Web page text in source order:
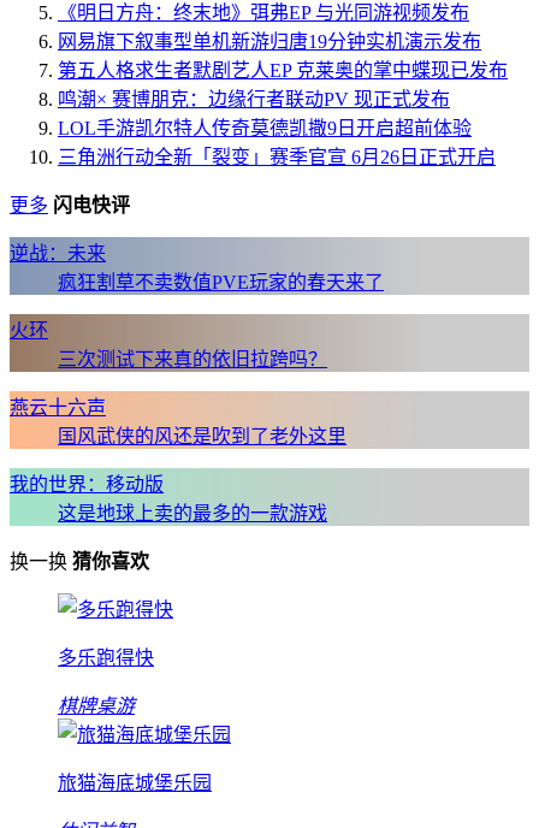
《明日方舟：终末地》弭弗EP 与光同游视频发布
网易旗下叙事型单机新游归唐19分钟实机演示发布
第五人格求生者默剧艺人EP 克莱奥的掌中蝶现已发布
鸣潮× 赛博朋克：边缘行者联动PV 现正式发布
LOL手游凯尔特人传奇莫德凯撒9日开启超前体验
三角洲行动全新「裂变」赛季官宣 6月26日正式开启
更多 闪电快评
逆战：未来
疯狂割草不卖数值PVE玩家的春天来了
火环
三次测试下来真的依旧拉跨吗？
燕云十六声
国风武侠的风还是吹到了老外这里
我的世界：移动版
这是地球上卖的最多的一款游戏
换一换 猜你喜欢
多乐跑得快
棋牌桌游
旅猫海底城堡乐园